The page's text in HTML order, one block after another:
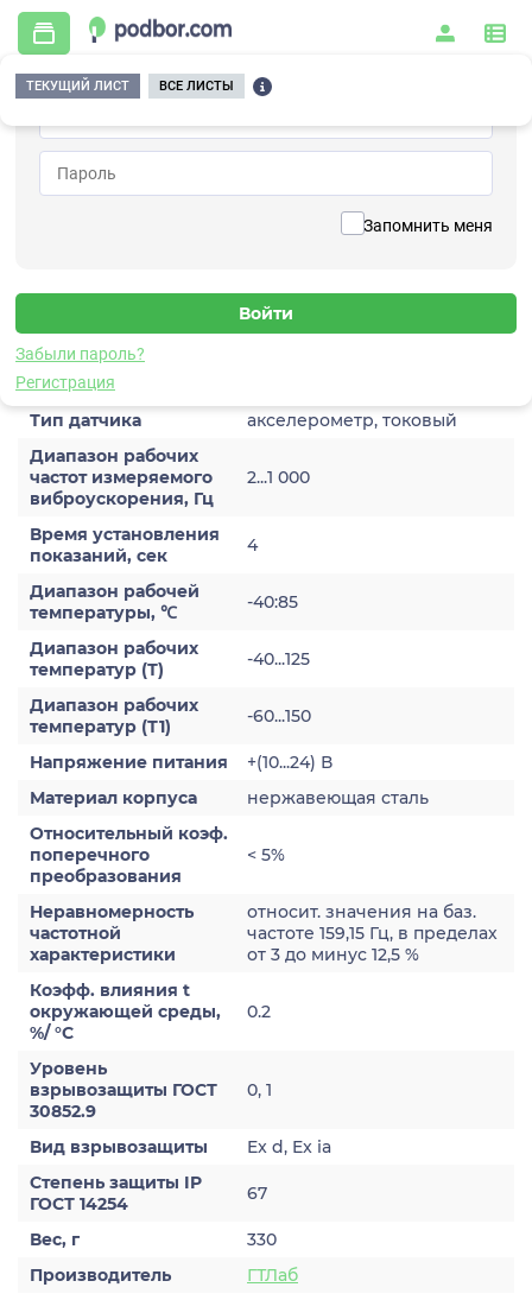
Запомнить меня
Забыли пароль?
Регистрация
ТЕКУЩИЙ ЛИСТ ВСЕ ЛИСТЫ
Главная / Контрольно-измерительные приборы и автоматика / Датчики /
Виброускорения / 1A206HA-10(T)
Датчик виброускорения
Характеристики
Тип датчика
акселерометр, токовый
Диапазон рабочих
частот измеряемого
виброускорения, Гц
2...1 000
Время установления
показаний, сек
4
Диапазон рабочей
температуры, ℃
-40:85
Диапазон рабочих
температур (Т)
-40...125
Диапазон рабочих
температур (Т1)
-60...150
Напряжение питания
+(10...24) В
Материал корпуса
нержавеющая сталь
Относительный коэф.
поперечного
преобразования
< 5%
Неравномерность
частотной
характеристики
относит. значения на баз.
частоте 159,15 Гц, в пределах
от 3 до минус 12,5 %
Коэфф. влияния t
окружающей среды,
%/ °С
0.2
Уровень
взрывозащиты ГОСТ
30852.9
0, 1
Вид взрывозащиты
Ex d, Ex ia
Степень защиты IP
ГОСТ 14254
67
Вес, г
330
Производитель
ГТЛаб